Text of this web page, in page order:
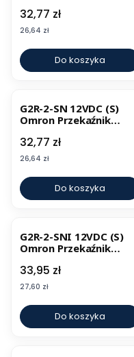
Cena
32,77 zł
Cena
26,64 zł
Do koszyka
G2R-2-SN 12VDC (S)
Omron Przekaźnik
Cena
32,77 zł
Cena
26,64 zł
Do koszyka
G2R-2-SNI 12VDC (S)
Omron Przekaźnik
Cena
33,95 zł
Cena
27,60 zł
Do koszyka